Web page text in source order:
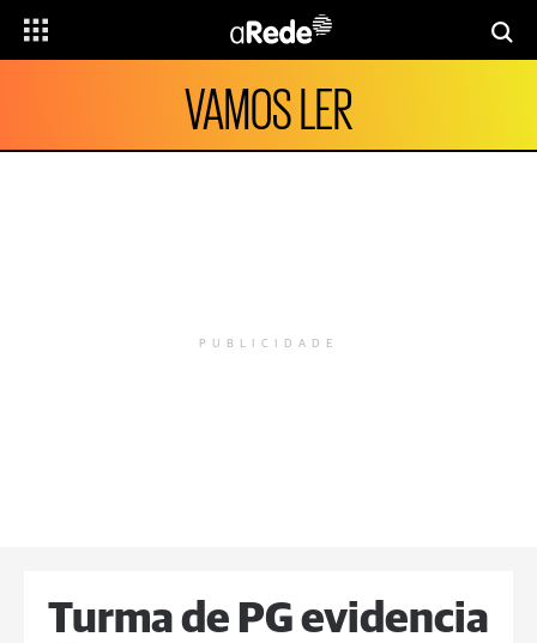
VAMOS LER
PUBLICIDADE
Turma de PG evidencia